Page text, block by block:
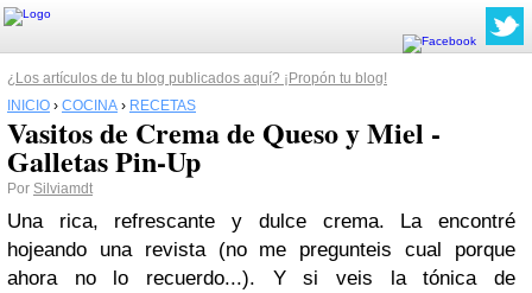
¿Los artículos de tu blog publicados aquí? ¡Propón tu blog!
INICIO › COCINA › RECETAS
Vasitos de Crema de Queso y Miel -
Galletas Pin-Up
Por Silviamdt
Una rica, refrescante y dulce crema. La encontré
hojeando una revista (no me pregunteis cual porque
ahora no lo recuerdo...). Y si veis la tónica de